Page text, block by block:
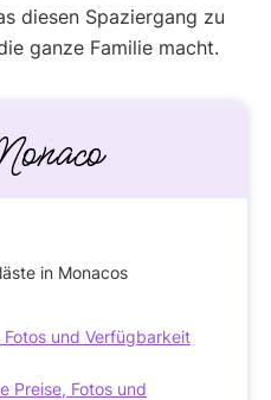
diesen Spaziergang zu
ganze Familie macht.
in Monacos
Fotos und Verfügbarkeit
Preise, Fotos und